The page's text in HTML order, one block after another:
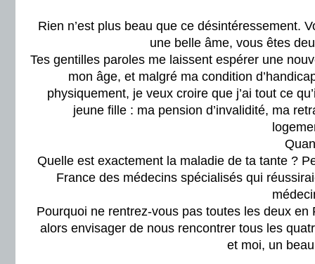
Rien n’est plus beau que ce désintéressement.
une belle âme, vous êtes
Tes gentilles paroles me laissent espérer une
mon âge, et malgré ma condition
physiquement, je veux croire que j’ai tout ce
jeune fille : ma pension d’invalidité, ma
Quelle est exactement la maladie de ta tante ?
France des médecins spécialisés qui
Pourquoi ne rentrez-vous pas toutes les deux en
alors envisager de nous rencontrer tous les
et moi, un